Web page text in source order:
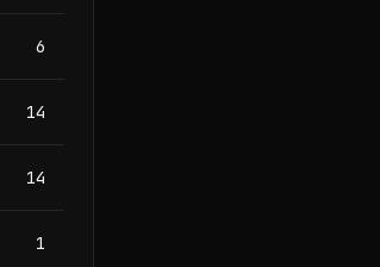
6
14
14
1